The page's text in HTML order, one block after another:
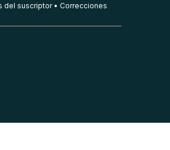
del suscriptor Correcciones